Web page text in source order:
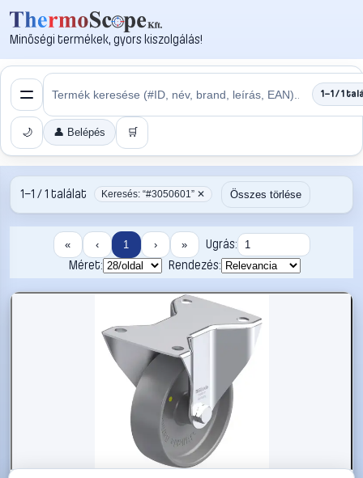
Minőségi termékek, gyors kiszolgálás!
1–1 / 1
🌙 👤 Belépés 🛒
1–1 / 1 találat Keresés: “#3050601” ✕ Összes törlése
« ‹ 1 › »
Ugrás:
Méret:
Rendezés: